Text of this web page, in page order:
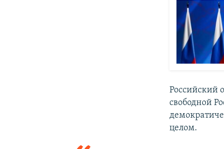
Российский
свободной
целом.